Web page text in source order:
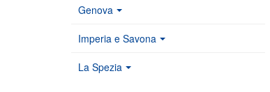
Genova
Imperia e Savona
La Spezia